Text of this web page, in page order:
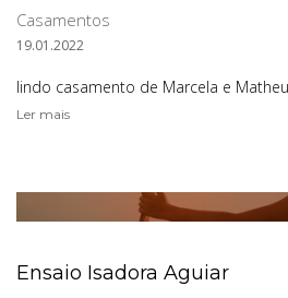
Casamentos
19.01.2022
lindo casamento de Marcela e
Ler mais
Ensaio Isadora Aguiar